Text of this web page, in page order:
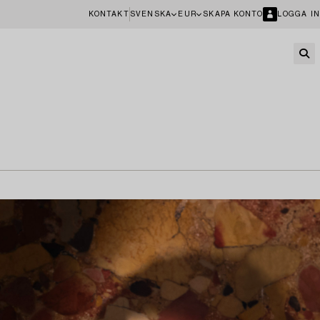
KONTAKT SVENSKA EUR SKAPA KONTO LOGGA IN